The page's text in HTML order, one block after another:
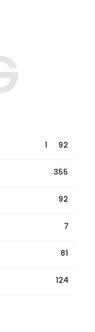
92
1
355
92
7
81
124